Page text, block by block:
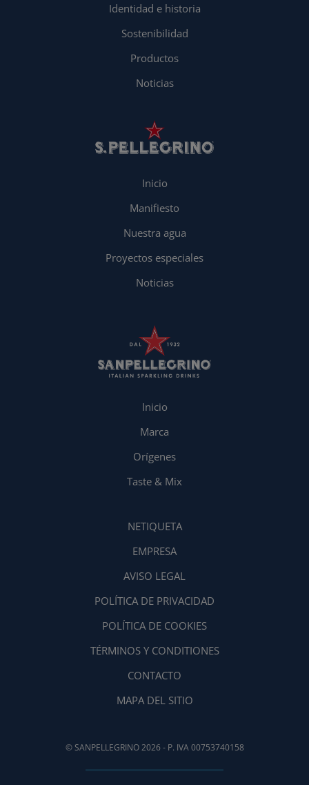
Identidad e historia
Sostenibilidad
Productos
Noticias
Inicio
Manifiesto
Nuestra agua
Proyectos especiales
Noticias
Inicio
Marca
Orígenes
Taste & Mix
NETIQUETA
EMPRESA
AVISO LEGAL
POLÍTICA DE PRIVACIDAD
POLÍTICA DE COOKIES
TÉRMINOS Y CONDITIONES
CONTACTO
MAPA DEL SITIO
© SANPELLEGRINO 2026 - P. IVA 00753740158